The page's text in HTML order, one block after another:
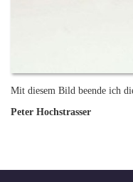
Mit diesem Bild beende ich
Peter Hochstrasser